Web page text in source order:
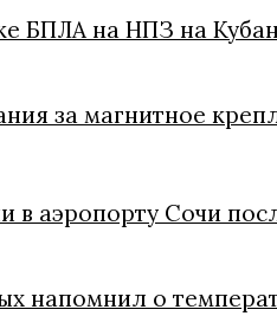
БПЛА на НПЗ на
за магнитное
в аэропорту Сочи
напомнил о